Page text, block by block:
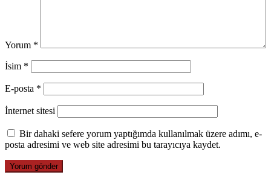
Yorum *
İsim *
E-posta *
İnternet sitesi
Bir dahaki sefere yorum yaptığımda kullanılmak üzere adımı, e-
posta adresimi ve web site adresimi bu tarayıcıya kaydet.